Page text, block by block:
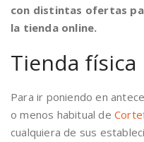
con distintas ofertas
la tienda online.
Tienda física
Para ir poniendo en
o menos habitual de
cualquiera de sus